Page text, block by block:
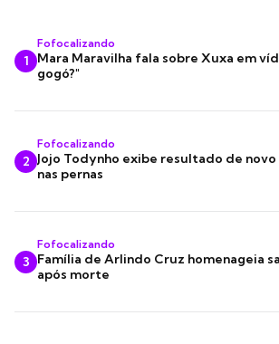
1
Fofocalizando
Mara Maravilha fala sobre Xuxa em
gogó?"
2
Fofocalizando
Jojo Todynho exibe resultado de
nas pernas
3
Fofocalizando
Família de Arlindo Cruz homenageia
após morte